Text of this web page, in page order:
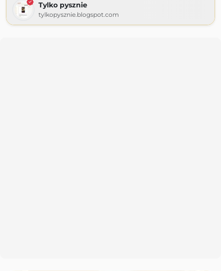
Tylko pysznie
tylkopysznie.blogspot.com